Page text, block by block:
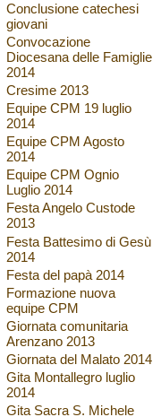
Conclusione catechesi
giovani
Convocazione
Diocesana delle Famiglie
2014
Cresime 2013
Equipe CPM 19 luglio
2014
Equipe CPM Agosto
2014
Equipe CPM Ognio
Luglio 2014
Festa Angelo Custode
2013
Festa Battesimo di Gesù
2014
Festa del papà 2014
Formazione nuova
equipe CPM
Giornata comunitaria
Arenzano 2013
Giornata del Malato 2014
Gita Montallegro luglio
2014
Gita Sacra S. Michele